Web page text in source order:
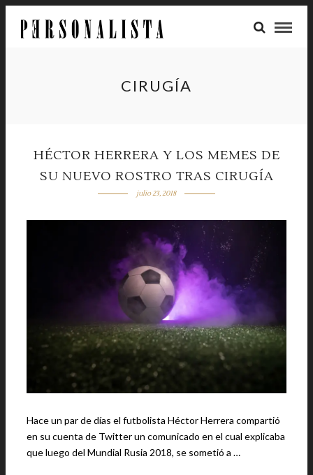
CIRUGÍA
HÉCTOR HERRERA Y LOS MEMES DE
SU NUEVO ROSTRO TRAS CIRUGÍA
julio 23, 2018
Hace un par de días el futbolista Héctor Herrera compartió
en su cuenta de Twitter un comunicado en el cual explicaba
que luego del Mundial Rusia 2018, se sometió a …